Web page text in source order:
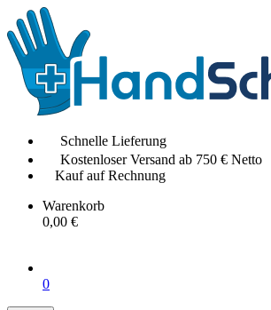
Schnelle Lieferung
Kostenloser Versand ab 750 € Netto
Kauf auf Rechnung
Warenkorb
0,00 €
0